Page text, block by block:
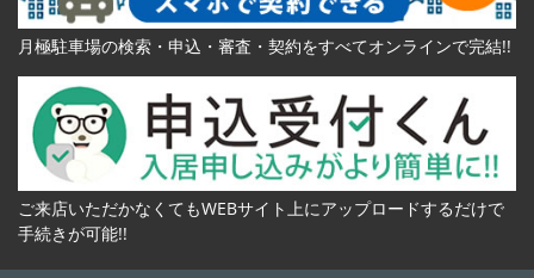
月極駐車場の検索・申込・審査・契約をすべてオンラインで完結!!
ご来店いただかなくてもWEBサイト上にアップロードするだけで
手続きが可能!!